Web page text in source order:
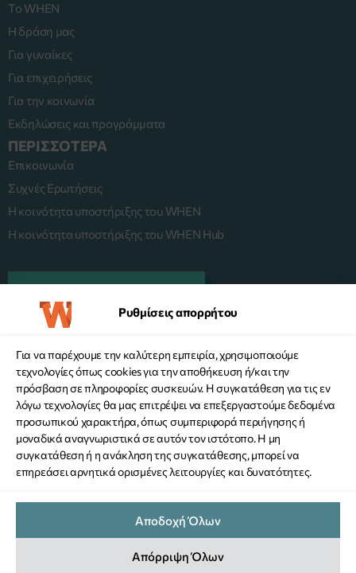
Ρυθμίσεις απορρήτου
Για να παρέχουμε την καλύτερη εμπειρία, χρησιμοποιούμε
τεχνολογίες όπως cookies για την αποθήκευση ή/και την
πρόσβαση σε πληροφορίες συσκευών. Η συγκατάθεση για τις εν
λόγω τεχνολογίες θα μας επιτρέψει να επεξεργαστούμε δεδομένα
προσωπικού χαρακτήρα, όπως συμπεριφορά περιήγησης ή
μοναδικά αναγνωριστικά σε αυτόν τον ιστότοπο. Η μη
συγκατάθεση ή η ανάκληση της συγκατάθεσης, μπορεί να
επηρεάσει αρνητικά ορισμένες λειτουργίες και δυνατότητες.
Αποδοχή Όλων
Απόρριψη Όλων
Το WHEN
Η δράση μας
Για γυναίκες
Για επιχειρήσεις
Για την κοινωνία
Εκδηλώσεις και προγράμματα
ΠΕΡΙΣΣΟΤΕΡΑ
Επικοινωνία
Συχνές Ερωτήσεις
Η κοινότητα υποστήριξης του WHEN
Η κοινότητα υποστήριξης του WHEN Hub
KANE ΔΩΡΕΑ